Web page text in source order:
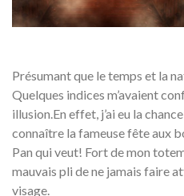
Présumant que le temps et la
Quelques indices m’avaient
illusion.En effet, j’ai eu la
connaître la fameuse fête aux
Pan qui veut! Fort de mon
mauvais pli de ne jamais faire
visage.